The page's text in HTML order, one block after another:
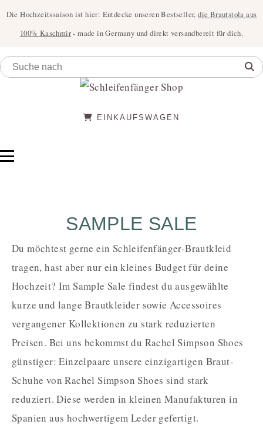
Die Hochzeitssaison ist hier: Entdecke unseren Bestseller,die Brautstola aus
100% Kaschmir- made in Germany und direkt versandbereit für dich.
EINKAUFSWAGEN
SAMPLE SALE
Du möchtest gerne ein Schleifenfänger-Brautkleid
tragen, hast aber nur ein kleines Budget für deine
Hochzeit? Im Sample Sale findest du ausgewählte
kurze und lange Brautkleider sowie Accessoires
vergangener Kollektionen zu stark reduzierten
Preisen. Bei uns bekommst du Rachel Simpson Shoes
günstiger: Einzelpaare unsere einzigartigen Braut-
Schuhe von Rachel Simpson Shoes sind stark
reduziert. Diese werden in kleinen Manufakturen in
Spanien aus hochwertigem Leder gefertigt.